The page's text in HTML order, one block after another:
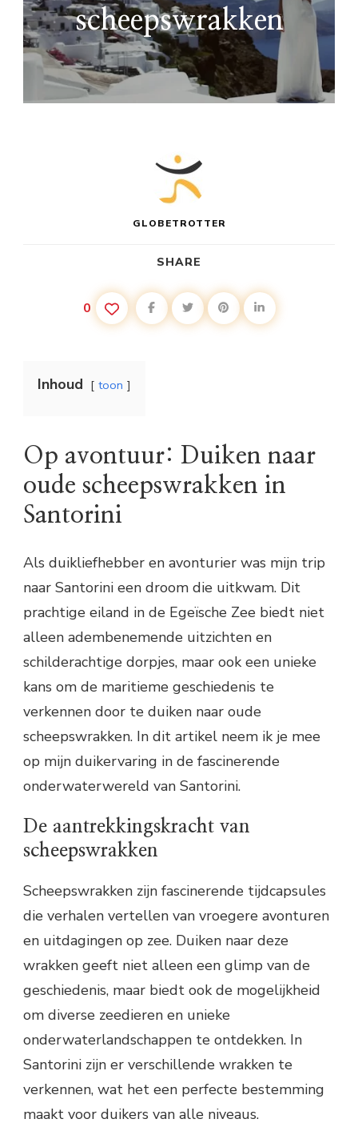
scheepswrakken
GLOBETROTTER
SHARE
0
Inhoud toon
Op avontuur: Duiken naar
oude scheepswrakken in
Santorini
Als duikliefhebber en avonturier was mijn trip
naar Santorini een droom die uitkwam. Dit
prachtige eiland in de Egeïsche Zee biedt niet
alleen adembenemende uitzichten en
schilderachtige dorpjes, maar ook een unieke
kans om de maritieme geschiedenis te
verkennen door te duiken naar oude
scheepswrakken. In dit artikel neem ik je mee
op mijn duikervaring in de fascinerende
onderwaterwereld van Santorini.
De aantrekkingskracht van
scheepswrakken
Scheepswrakken zijn fascinerende tijdcapsules
die verhalen vertellen van vroegere avonturen
en uitdagingen op zee. Duiken naar deze
wrakken geeft niet alleen een glimp van de
geschiedenis, maar biedt ook de mogelijkheid
om diverse zeedieren en unieke
onderwaterlandschappen te ontdekken. In
Santorini zijn er verschillende wrakken te
verkennen, wat het een perfecte bestemming
maakt voor duikers van alle niveaus.